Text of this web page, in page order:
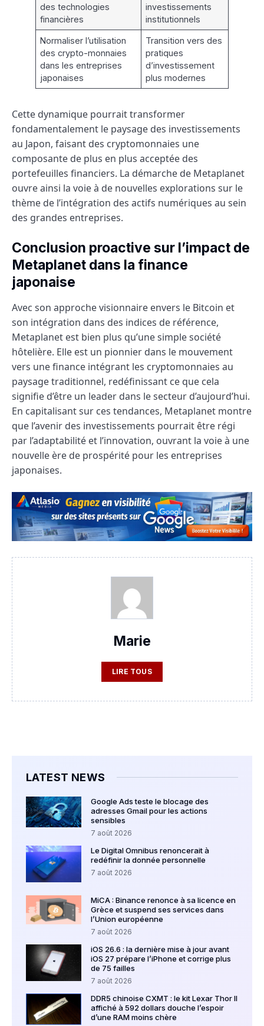
des technologies
financières
investissements
institutionnels
Normaliser l’utilisation
des crypto-monnaies
dans les entreprises
japonaises
Transition vers des
pratiques
d’investissement
plus modernes
Cette dynamique pourrait transformer
fondamentalement le paysage des investissements
au Japon, faisant des cryptomonnaies une
composante de plus en plus acceptée des
portefeuilles financiers. La démarche de Metaplanet
ouvre ainsi la voie à de nouvelles explorations sur le
thème de l’intégration des actifs numériques au sein
des grandes entreprises.
Conclusion proactive sur l’impact de
Metaplanet dans la finance
japonaise
Avec son approche visionnaire envers le Bitcoin et
son intégration dans des indices de référence,
Metaplanet est bien plus qu’une simple société
hôtelière. Elle est un pionnier dans le mouvement
vers une finance intégrant les cryptomonnaies au
paysage traditionnel, redéfinissant ce que cela
signifie d’être un leader dans le secteur d’aujourd’hui.
En capitalisant sur ces tendances, Metaplanet montre
que l’avenir des investissements pourrait être régi
par l’adaptabilité et l’innovation, ouvrant la voie à une
nouvelle ère de prospérité pour les entreprises
japonaises.
Marie
LIRE TOUS
LATEST NEWS
Google Ads teste le blocage des
adresses Gmail pour les actions
sensibles
7 août 2026
Le Digital Omnibus renoncerait à
redéfinir la donnée personnelle
7 août 2026
MiCA : Binance renonce à sa licence en
Grèce et suspend ses services dans
l’Union européenne
7 août 2026
iOS 26.6 : la dernière mise à jour avant
iOS 27 prépare l’iPhone et corrige plus
de 75 failles
7 août 2026
DDR5 chinoise CXMT : le kit Lexar Thor II
affiché à 592 dollars douche l’espoir
d’une RAM moins chère